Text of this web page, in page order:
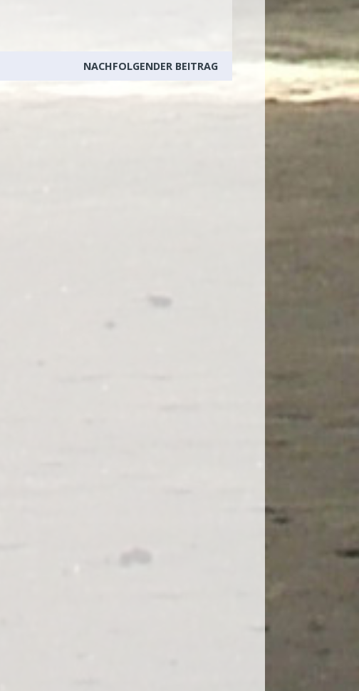
NACHFOLGENDER BEITRAG